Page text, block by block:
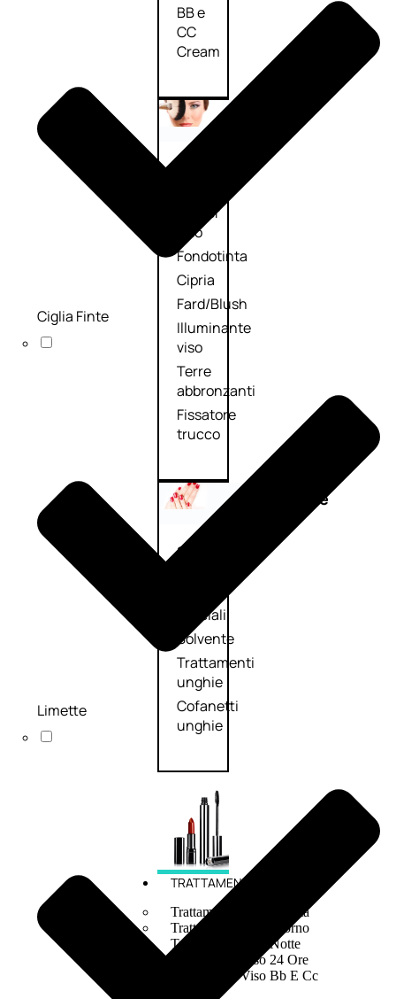
BB e
CC
Cream
Primer
viso
Fondotinta
Cipria
Fard/Blush
Illuminante
viso
Terre
abbronzanti
Fissatore
trucco
Unghie
Smalto
speciali
Solvente
Trattamenti
unghie
Cofanetti
unghie
TRATTAMENTI
Trattamento Viso Antieta
Trattamento Viso Giorno
Trattamento Viso Notte
Trattamento Viso 24 Ore
Trattamento Viso Bb E Cc
Ciglia Finte
Limette